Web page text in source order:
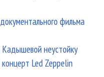
фильма
неустойку
Led Zeppelin